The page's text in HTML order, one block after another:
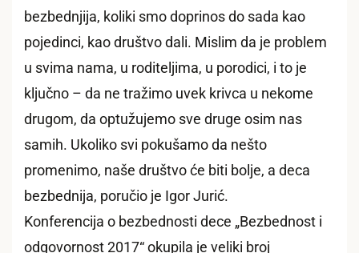
bezbednjija, koliki smo doprinos do sada kao
pojedinci, kao društvo dali. Mislim da je problem
u svima nama, u roditeljima, u porodici, i to je
ključno – da ne tražimo uvek krivca u nekome
drugom, da optužujemo sve druge osim nas
samih. Ukoliko svi pokušamo da nešto
promenimo, naše društvo će biti bolje, a deca
bezbednija, poručio je Igor Jurić.
Konferencija o bezbednosti dece „Bezbednost i
odgovornost 2017“ okupila je veliki broj